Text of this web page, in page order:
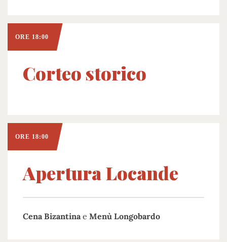
ORE 18:00
Corteo storico
ORE 18:00
Apertura Locande
Cena Bizantinae Menù Longobardo